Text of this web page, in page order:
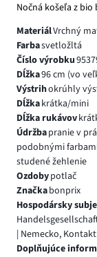
Nočná košeľa z
MateriálVrchný
Farbasvetložltá
Číslo výrobku
Dĺžka96 cm (vo
Výstrihokrúhly
Dĺžkakrátka/mini
Dĺžka rukávov
Údržbapranie v
podobnými
studené žehlenie
Ozdobypotlač
Značkabonprix
Hospodársky
| Nemecko,
Doplňujúce